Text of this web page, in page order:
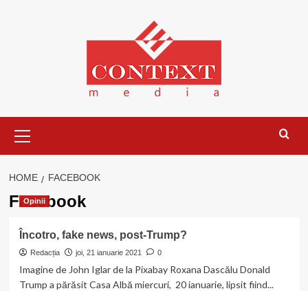
Menu
HOME FACEBOOK
Facebook
Opinii
Încotro, fake news, post-Trump?
Redacția joi, 21 ianuarie 2021 0
Imagine de John Iglar de la Pixabay Roxana Dascălu Donald
Trump a părăsit Casa Albă miercuri, 20 ianuarie, lipsit fiind...